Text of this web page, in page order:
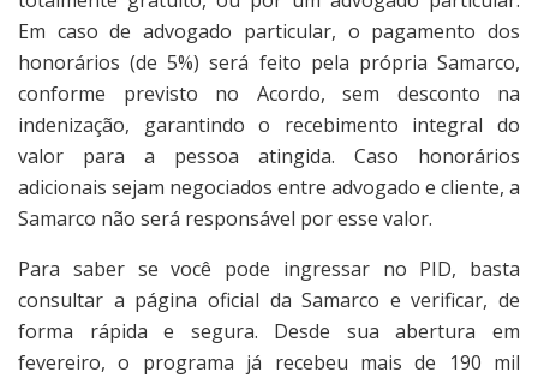
Em caso de advogado particular, o pagamento dos
honorários (de 5%) será feito pela própria Samarco,
conforme previsto no Acordo, sem desconto na
indenização, garantindo o recebimento integral do
valor para a pessoa atingida. Caso honorários
adicionais sejam negociados entre advogado e cliente, a
Samarco não será responsável por esse valor.
Para saber se você pode ingressar no PID, basta
consultar a página oficial da Samarco e verificar, de
forma rápida e segura. Desde sua abertura em
fevereiro, o programa já recebeu mais de 190 mil